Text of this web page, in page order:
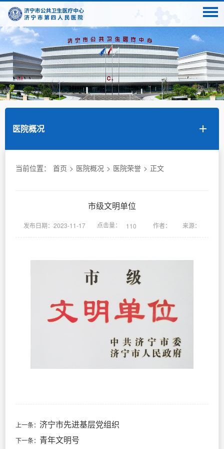
医院概况
当前位置： 首页 > 医院概况 > 医院荣誉 > 正文
市级文明单位
发布日期：2023-11-17 点击量： 110 作者： 来源：
上一条： 济宁市先进基层党组织
下一条： 青年文明号